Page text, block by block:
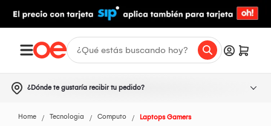
¿Dónde te gustaría recibir tu pedido?
Home Tecnologia Computo Laptops Gamers